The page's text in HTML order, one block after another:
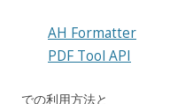
AH Formatter
PDF Tool API
での利用方法と